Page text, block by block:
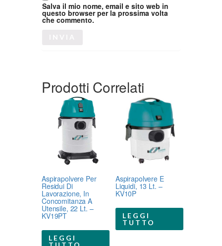
Salva il mio nome, email e sito web in
questo browser per la prossima volta
che commento.
Prodotti Correlati
Aspirapolvere Per
Residui Di
Lavorazione, In
Concomitanza A
Utensile, 22 Lt. –
KV19PT
LEGGI
Aspirapolvere E
Liquidi, 13 Lt. –
KV10P
LEGGI
TUTTO